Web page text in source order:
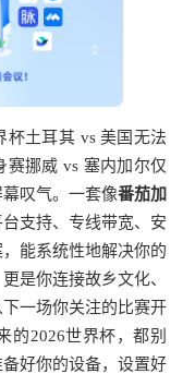
杯土耳其 vs 美国无法
赛挪威 vs 塞内加尔仅
叹气。一套像番茄加
支持、专线带宽、安
能系统性地解决你的
是你连接故乡文化、
一场你关注的比赛开
的2026世界杯，都别
好你的设备，设置好